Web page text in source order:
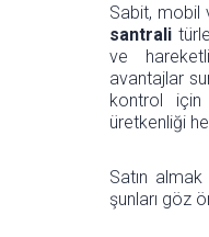
Sabit, mobil
santrali
ve
avantajlar
kontrol için
üretkenliği
Satın
şunları göz